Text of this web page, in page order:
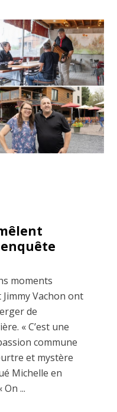
moments
Vachon ont
de
« C’est une
commune
et mystère
Michelle en
...